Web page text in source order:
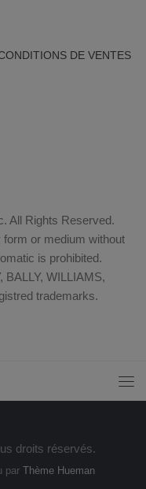
DE VENTES
All Rights Reserved.
form or medium without
is prohibited.
WILLIAMS,
trademarks.
droits réservés.
par Thème Hueman